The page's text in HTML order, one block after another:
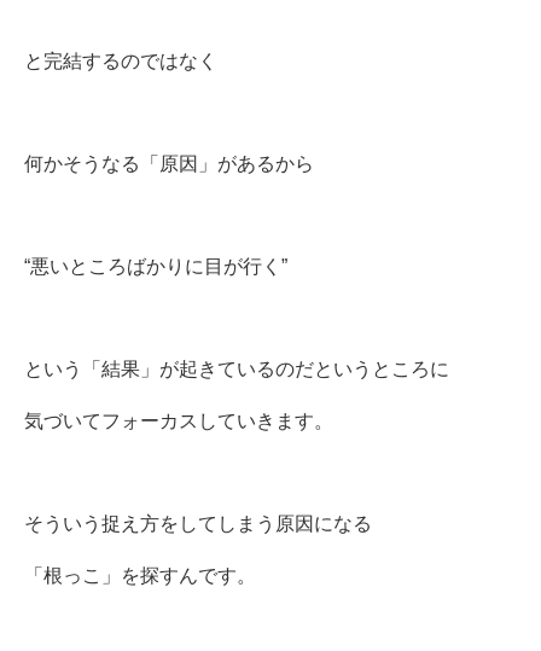
と完結するのではなく
何かそうなる「原因」があるから
“悪いところばかりに目が行く”
という「結果」が起きているのだというところに
気づいてフォーカスしていきます。
そういう捉え方をしてしまう原因になる
「根っこ」を探すんです。